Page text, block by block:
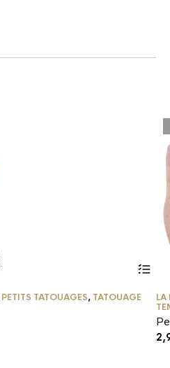
PETITS TATOUAGES, TATOUAGE
LA